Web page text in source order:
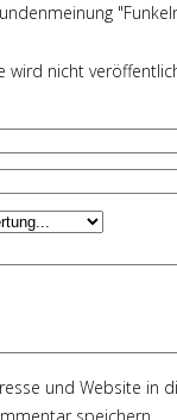
wird nicht
und Website in